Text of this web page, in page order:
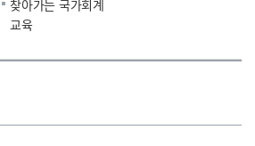
찾아가는 국가회계
교육